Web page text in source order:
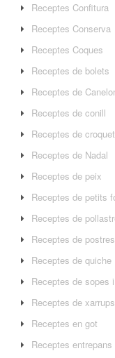
Receptes Confitura
Receptes Conserva
Receptes Coques
Receptes de bolets
Receptes de
Receptes de conill
Receptes de
Receptes de Nadal
Receptes de peix
Receptes de petits
Receptes de
Receptes de postres
Receptes de quiche
Receptes de sopes
Receptes de xarrups
Receptes en got
Receptes entrepans